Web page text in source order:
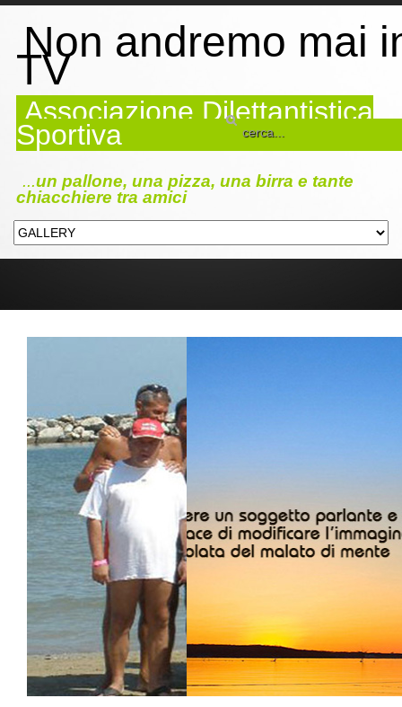
Non andremo mai
TV
Associazione Dilettantistica
Sportiva
...un pallone, una pizza, una birra e tante
chiacchiere tra amici